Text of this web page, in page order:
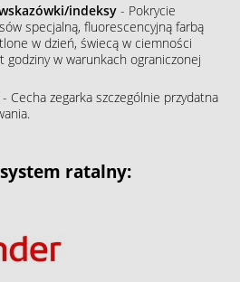
indeksy - Pokrycie
specjalną, fluorescencyjną farbą
w dzień, świecą w ciemności
godziny w warunkach ograniczonej
- Cecha zegarka szczególnie przydatna
ratalny: